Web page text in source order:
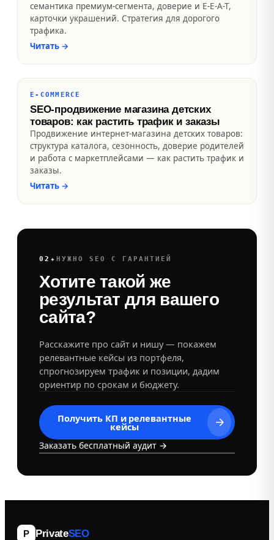
семантика премиум-сегмента, доверие и E-E-A-T,
карточки украшений. Стратегия для дорогого
трафика.
Читать →
E-COMMERCE
SEO-продвижение магазина детских
товаров: как растить трафик и заказы
Продвижение интернет-магазина детских товаров:
структура каталога, сезонность, доверие родителей
и работа с маркетплейсами — как растить трафик и
заказы.
Читать →
02 ✦ НУЖНО SEO С ГАРАНТИЕЙ
Хотите такой же
результат для вашего
сайта?
Расскажите про сайт и нишу — покажем
релевантные кейсы из портфеля,
спрогнозируем трафик и позиции, дадим
ориентир по срокам и бюджету.
Получить КП и релевантные
кейсы
Заказать бесплатный аудит →
P PrivateSEO